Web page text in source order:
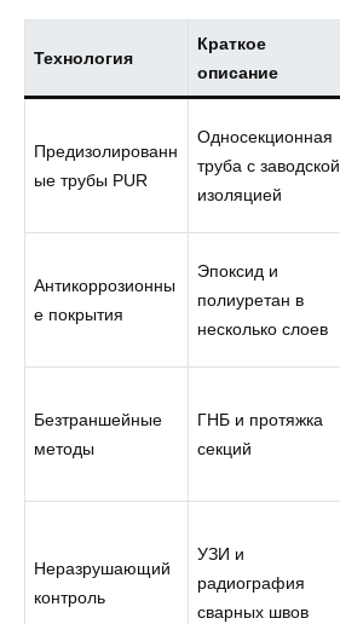
Технология
Краткое
описание
Предизолированн
ые трубы PUR
Односекционная
труба с заводской
изоляцией
Антикоррозионны
е покрытия
Эпоксид и
полиуретан в
несколько слоев
Безтраншейные
методы
ГНБ и протяжка
секций
Неразрушающий
контроль
УЗИ и
радиография
сварных швов